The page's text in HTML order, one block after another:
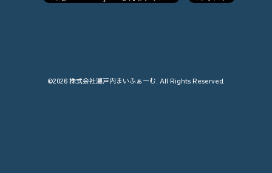
©2026 株式会社瀬戸内まいふぁーむ . All Rights Reserved.